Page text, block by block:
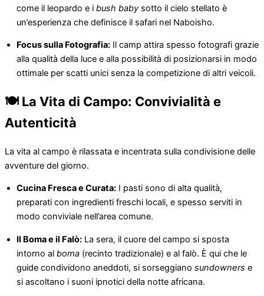
come il leopardo e i bush baby sotto il cielo stellato è
un’esperienza che definisce il safari nel Naboisho.
Focus sulla Fotografia: Il camp attira spesso fotografi grazie
alla qualità della luce e alla possibilità di posizionarsi in modo
ottimale per scatti unici senza la competizione di altri veicoli.
🍽️ La Vita di Campo: Convivialità e
Autenticità
La vita al campo è rilassata e incentrata sulla condivisione delle
avventure del giorno.
Cucina Fresca e Curata: I pasti sono di alta qualità,
preparati con ingredienti freschi locali, e spesso serviti in
modo conviviale nell’area comune.
Il Boma e il Falò: La sera, il cuore del campo si sposta
intorno al boma (recinto tradizionale) e al falò. È qui che le
guide condividono aneddoti, si sorseggiano sundowners e
si ascoltano i suoni ipnotici della notte africana.